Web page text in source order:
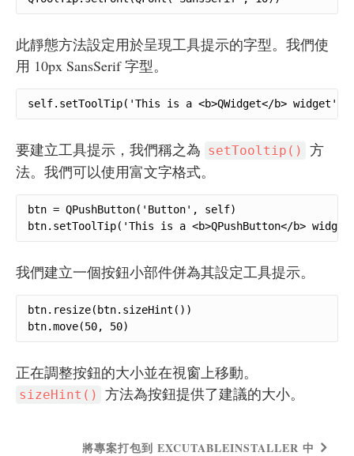
此靜態方法設定用於呈現工具提示的字型。我們使
用 10px SansSerif 字型。
self.setToolTip('This is a <b>QWidget</b> widget')
要建立工具提示，我們稱之為 setTooltip()
方
法。我們可以使用富文字格式。
btn = QPushButton('Button', self)
btn.setToolTip('This is a <b>QPushButton</b>
我們建立一個按鈕小部件併為其設定工具提示。
btn.resize(btn.sizeHint())
btn.move(50, 50)
正在調整按鈕的大小並在視窗上移動。
sizeHint() 方法為按鈕提供了建議的大小。
將專案打包到 EXCUTABLEINSTALLER 中